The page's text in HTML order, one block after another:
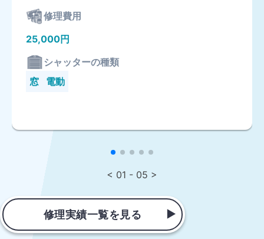
修理費用
25,000円
シャッターの種類
窓
電動
< 01 - 05 >
修理実績一覧を見る